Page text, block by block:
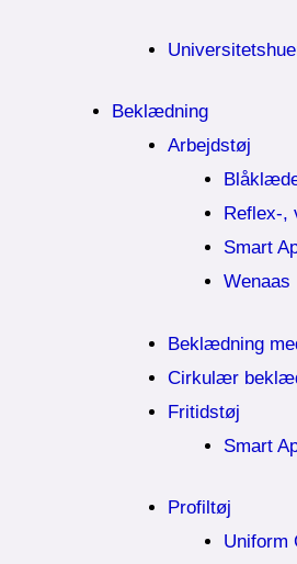
Beklædning
Arbejdstøj
Reflex-,
Smart
Wenaas
Beklædning
Cirkulær
Fritidstøj
Smart
Profiltøj
Uniform